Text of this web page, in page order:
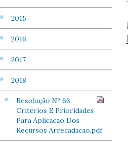
2015
2016
2017
2018
Resolução Nº 66
Criterios E Prioridades
Para Aplicacao Dos
Recursos Arrecadacao.pdf